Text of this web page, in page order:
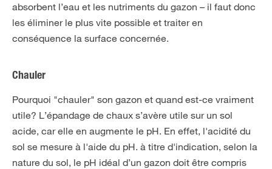
absorbent l’eau et les nutriments du gazon – il faut donc
les éliminer le plus vite possible et traiter en
conséquence la surface concernée.
Chauler
Pourquoi "chauler" son gazon et quand est-ce vraiment
utile? L’épandage de chaux s’avère utile sur un sol
acide, car elle en augmente le pH. En effet, l'acidité du
sol se mesure à l'aide du pH. à titre d'indication, selon la
nature du sol, le pH idéal d’un gazon doit être compris